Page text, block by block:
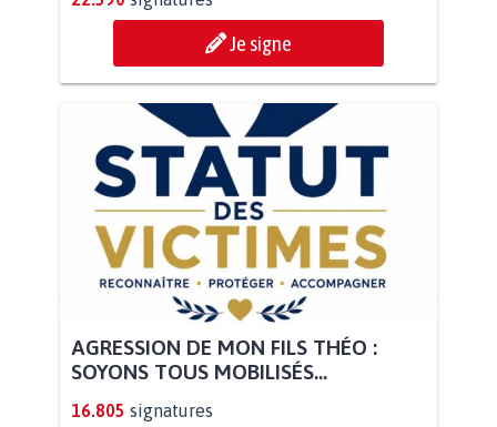
Je signe
AGRESSION DE MON FILS THÉO :
SOYONS TOUS MOBILISÉS...
16.805 signatures